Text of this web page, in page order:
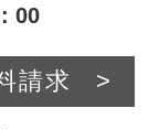
00
請求 >